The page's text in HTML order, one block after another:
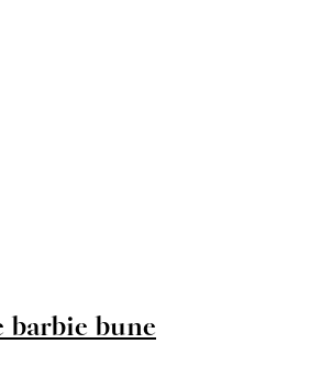
barbie bune